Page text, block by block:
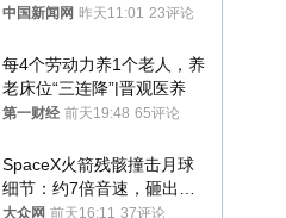
中国新闻网 昨天11:01 23评论
每4个劳动力养1个老人，养
老床位“三连降”|晋观医养
第一财经 前天19:48 65评论
SpaceX火箭残骸撞击月球
细节：约7倍音速，砸出直
径约30米撞击坑
大众网 前天16:11 37评论